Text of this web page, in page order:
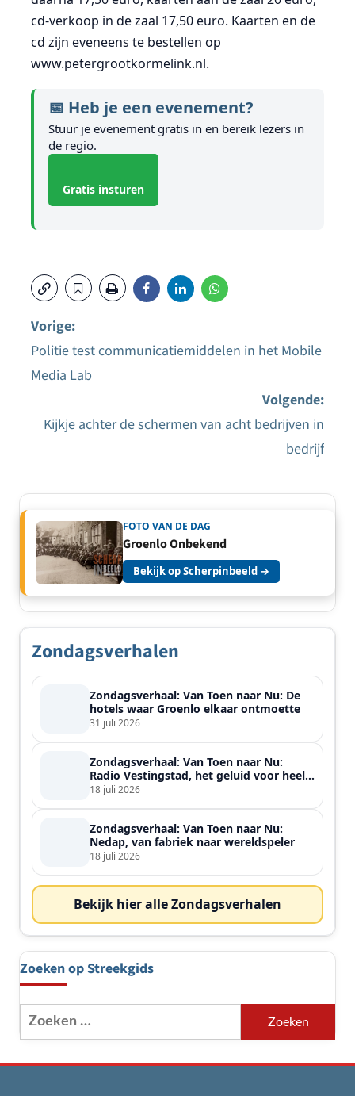
cd-verkoop in de zaal 17,50 euro. Kaarten en de
cd zijn eveneens te bestellen op
www.petergrootkormelink.nl.
📅 Heb je een evenement?
Stuur je evenement gratis in en bereik lezers in
de regio.
Gratis insturen
Bericht
Vorige:
Politie test communicatiemiddelen in het Mobile
Media Lab
Volgende:
Kijkje achter de schermen van acht bedrijven in
bedrijf
FOTO VAN DE DAG
Groenlo Onbekend
Bekijk op Scherpinbeeld →
Zondagsverhalen
Zondagsverhaal: Van Toen naar Nu: De
hotels waar Groenlo elkaar ontmoette
31 juli 2026
Zondagsverhaal: Van Toen naar Nu:
Radio Vestingstad, het geluid voor heel
de streek
18 juli 2026
Zondagsverhaal: Van Toen naar Nu:
Nedap, van fabriek naar wereldspeler
18 juli 2026
Bekijk hier alle Zondagsverhalen
Zoeken op Streekgids
Zoeken
naar: